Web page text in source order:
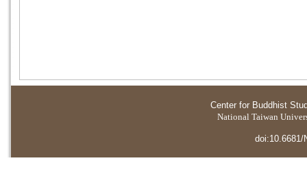
Center for Buddhist
National Taiwan
doi:10.6681/